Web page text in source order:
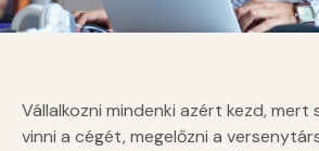
Vállalkozni mindenki azért kezd, mert
vinni a cégét, megelőzni a